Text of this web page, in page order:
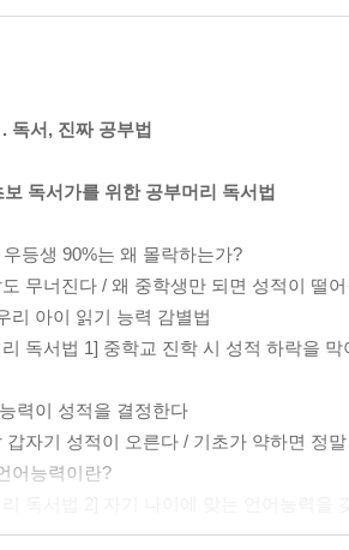
독서, 진짜 공부법
보 독서가를 위한 공부머리 독서법
우등생 90%는 왜 몰락하는가?
무너진다 / 왜 중학생만 되면 성적이 떨
리 아이 읽기 능력 감별법
독서법 1] 중학교 진학 시 성적 하락을
력이 성적을 결정한다
갑자기 성적이 오른다 / 기초가 약하면 정
어능력이란?